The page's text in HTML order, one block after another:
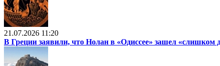
21.07.2026 11:20
В Греции заявили, что Нолан в «Одиссее» зашел «слишком